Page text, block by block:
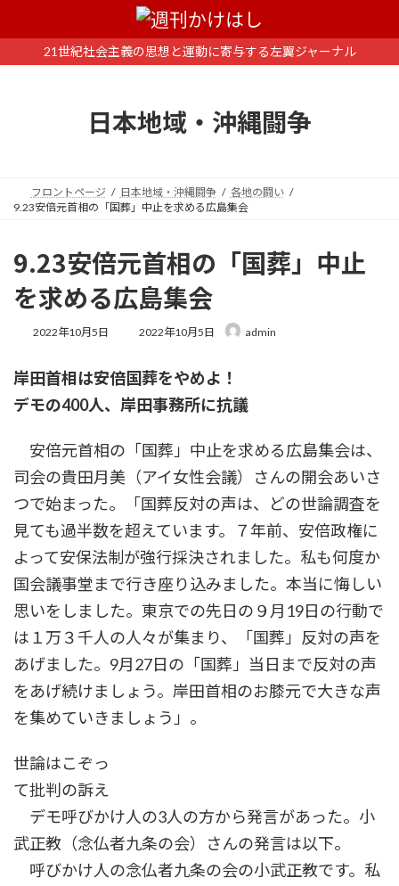
ン
ー
21世紀社会主義の思想と運動に寄与する左翼ジャーナル
日本地域・沖縄闘争
フロントページ 日本地域・沖縄闘争
各地の闘い
9.23安倍元首相の「国葬」中止を求める広島集会
9.23安倍元首相の「国葬」中止
を求める広島集会
2022年10月5日
最
新
時
2022年10月5日 admin
岸田首相は安倍国葬をやめよ！
デモの400人、岸田事務所に抗議
安倍元首相の「国葬」中止を求める広島集会は、
司会の貴田月美（アイ女性会議）さんの開会あいさ
つで始まった。「国葬反対の声は、どの世論調査を
見ても過半数を超えています。７年前、安倍政権に
よって安保法制が強行採決されました。私も何度か
国会議事堂まで行き座り込みました。本当に悔しい
思いをしました。東京での先日の９月19日の行動で
は１万３千人の人々が集まり、「国葬」反対の声を
あげました。9月27日の「国葬」当日まで反対の声
をあげ続けましょう。岸田首相のお膝元で大きな声
を集めていきましょう」。
世論はこぞっ
て批判の訴え
デモ呼びかけ人の3人の方から発言があった。小
武正教（念仏者九条の会）さんの発言は以下。
呼びかけ人の念仏者九条の会の小武正教です。私